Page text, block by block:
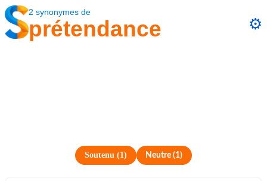
2 synonymes de
prétendance ⚙️
Soutenu(1) Neutre (1)